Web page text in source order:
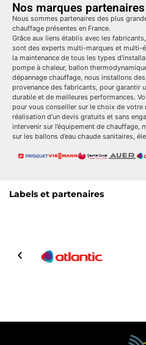
Nos marques partenaires
Nous sommes partenaires des plus
chauffage présentes en France.
Grâce aux liens établis avec les
sont des experts multi-marques et multi-
la maintenance de tous les types
pompe à chaleur, ballon
dépannage chauffage, nous installons
provenance des fabricants, pour garantir
durable et de meilleures performances.
pour vous conseiller sur le choix de votre
réalisation d’un devis gratuits et sans
intervenir sur l’équipement de chauffage,
sur les ballons d’eau chaude sanitaires,
Labels et partenaires